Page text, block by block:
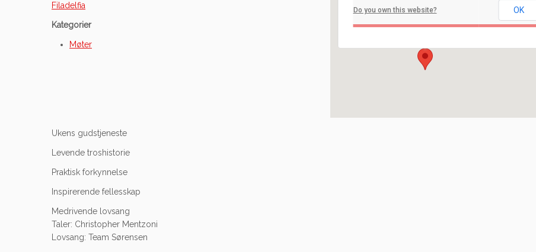
Arrangement
Do you own this website? OK
Filadelfia
Kategorier
Møter
Ukens gudstjeneste
Levende troshistorie
Praktisk forkynnelse
Inspirerende fellesskap
Medrivende lovsang
Taler: Christopher Mentzoni
Lovsang: Team Sørensen